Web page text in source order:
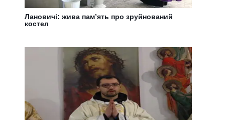
Лановичі: жива пам’ять про зруйнований
костел